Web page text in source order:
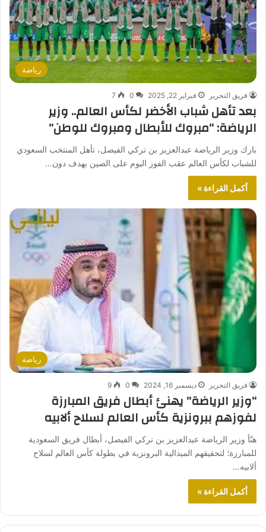
رياضة
فريق التحرير فبراير 22, 2025 0
7
بعد تأهل شباب الأخضر لكأس العالم.. وزير
الرياضة: “مبروك للأبطال ومبروك للوطن”
بارك وزير الرياضة عبدالعزيز بن تركي الفيصل، تأهل المنتخب السعودي
للشباب لكأس العالم عقب الفوز اليوم على الصين بهدف دون…
أكمل القراءة »
رياضة
فريق التحرير ديسمبر 16, 2024 0
9
“وزير الرياضة” يهنئ أبطال فريق المبارزة
لفوزهم ببرونزية كأس العالم لسلاح ألابيه
هنّأ وزير الرياضة عبدالعزيز بن تركي الفيصل، أبطال فريق السعودية
للمبارزة؛ لتحقيقهم الميدالية البرونزية في بطولة كأس العالم لسلاح
ألابيه…
أكمل القراءة »